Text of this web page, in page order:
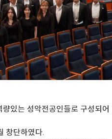
있는 성악전공인들로 구성되어
창단하였다.